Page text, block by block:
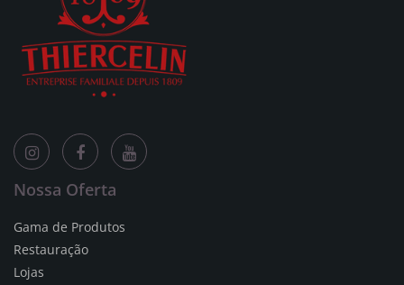
Nossa Oferta
Gama de Produtos
Restauração
Lojas